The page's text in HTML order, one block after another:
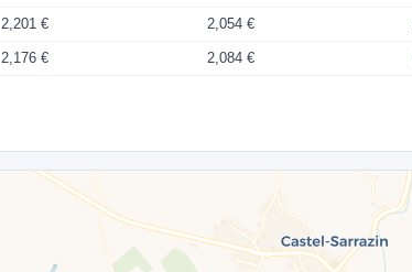
2,201 € 2,054 €
2,176 € 2,084 €